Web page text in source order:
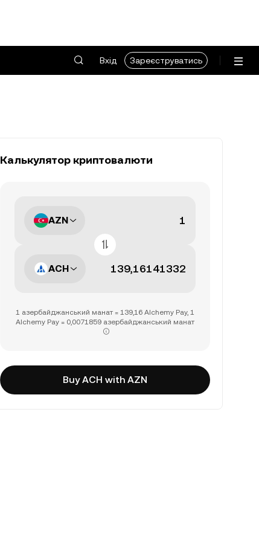
Вхід Зареєструватись
Калькулятор криптовалюти
AZN
ACH
1 азербайджанський манат = 139,16 Alchemy Pay, 1
Alchemy Pay = 0,0071859 азербайджанський манат
Buy ACH with AZN